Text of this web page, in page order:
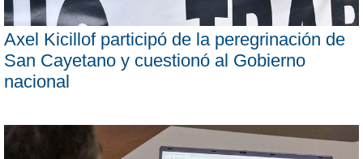
Axel Kicillof participó de la peregrinación de
San Cayetano y cuestionó al Gobierno
nacional